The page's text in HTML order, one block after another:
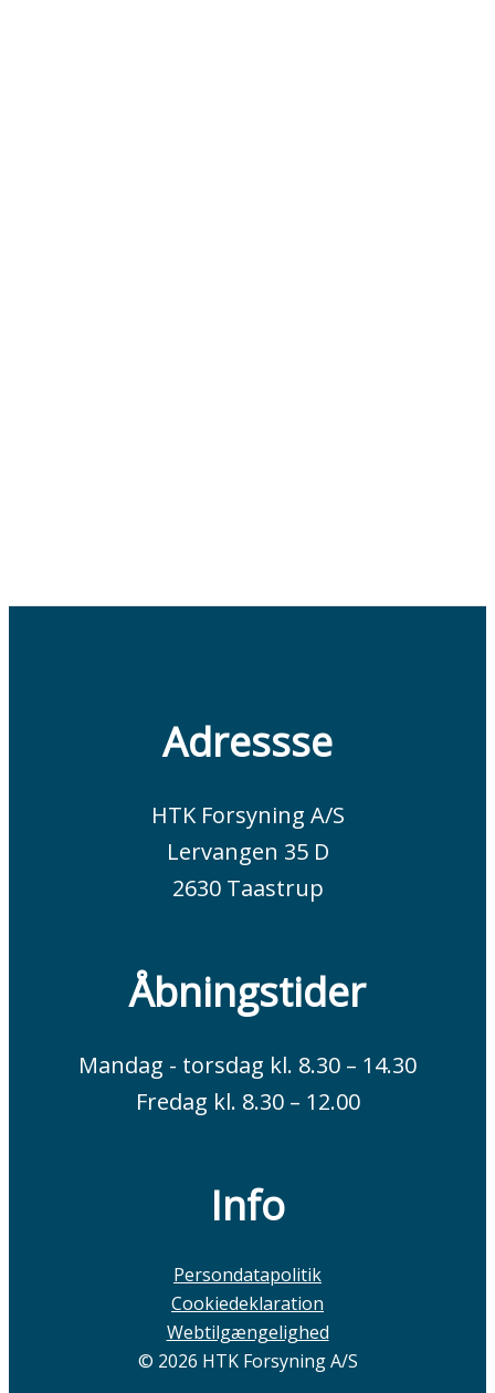
Adressse
HTK Forsyning A/S
Lervangen 35 D
2630 Taastrup
Åbningstider
Mandag - torsdag kl. 8.30 – 14.30
Fredag kl. 8.30 – 12.00
Info
Persondatapolitik
Cookiedeklaration
Webtilgængelighed
© 2026 HTK Forsyning A/S